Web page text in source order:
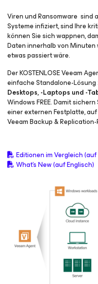
Viren und Ransomware sind
Systeme infiziert, sind Ihre
können Sie sich wappnen,
Daten innerhalb von
etwas passiert wäre.
Der KOSTENLOSE Veeam
einfache Standalone-
Desktops, -Laptops und -
WindowsFREE. Damit
einer externen Festplatte,
Veeam Backup &
Editionen im Vergleich
What's New (auf Englisch)